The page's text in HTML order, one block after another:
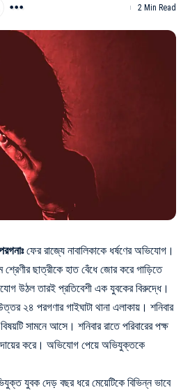
2 Min Read
ফের রাজ্যে নাবালিকাকে ধর্ষণের অভিযোগ।
ছাত্রীকে হাত বেঁধে জোর করে গাড়িতে
উঠল তারই প্রতিবেশী এক যুবকের বিরুদ্ধে।
২৪ পরগণার গাইঘাটা থানা এলাকায়। শনিবার
বিষয়টি সামনে আসে। শনিবার রাতে পরিবারের পক্ষ
দায়ের করে। অভিযোগ পেয়ে অভিযুক্তকে
যুবক দেড় বছর ধরে মেয়েটিকে বিভিন্ন ভাবে